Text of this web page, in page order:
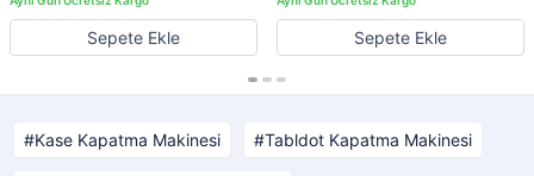
Sepete Ekle Sepete Ekle
Kase Kapatma Makinesi Tabldot Kapatma Makinesi